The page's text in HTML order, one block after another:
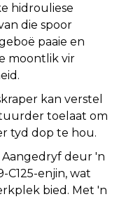
hidrouliese
die spoor
paaie en
moontlik vir
kan verstel
toelaat om
tyd dop te hou.
deur 'n
C125-enjin, wat
bied. Met 'n